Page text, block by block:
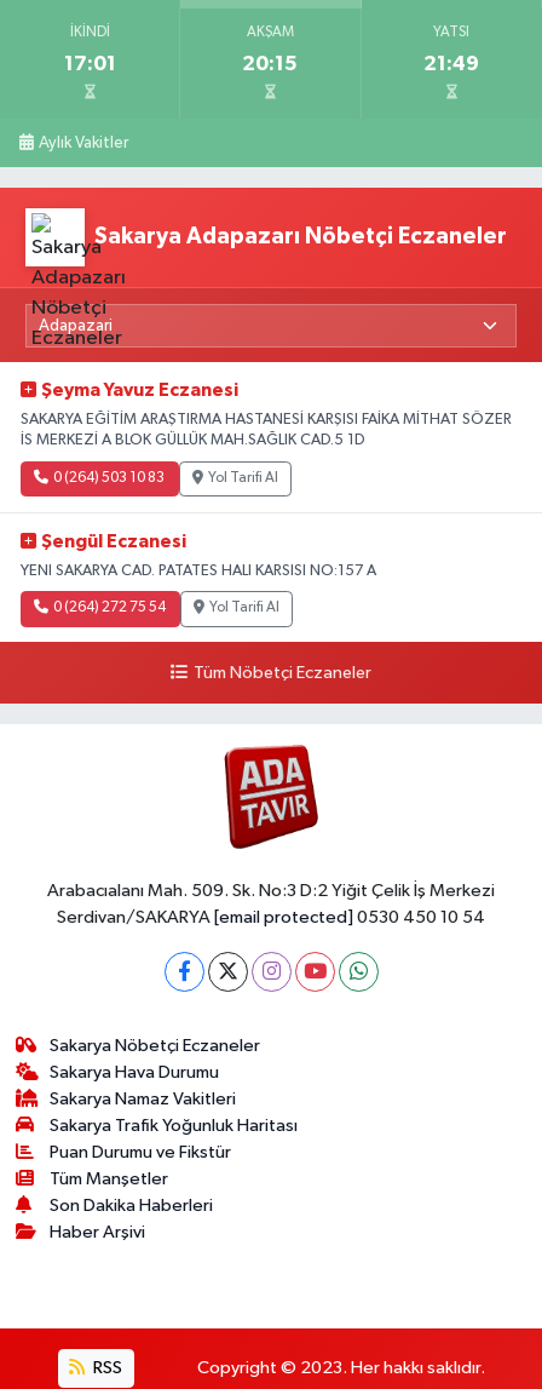
İKINDI
17:01
AKŞAM
20:15
YATSI
21:49
Aylık Vakitler
Sakarya Adapazarı Nöbetçi Eczaneler
Şeyma Yavuz Eczanesi
SAKARYA EĞİTİM ARAŞTIRMA HASTANESİ KARŞISI FAİKA MİTHAT SÖZER
İS MERKEZİ A BLOK GÜLLÜK MAH.SAĞLIK CAD.5 1D
0 (264) 503 10 83 Yol Tarifi Al
Şengül Eczanesi
YENI SAKARYA CAD. PATATES HALI KARSISI NO:157 A
0 (264) 272 75 54 Yol Tarifi Al
Tüm Nöbetçi Eczaneler
Arabacıalanı Mah. 509. Sk. No:3 D:2 Yiğit Çelik İş Merkezi
Serdivan/SAKARYA [email protected] 0530 450 10 54
Sakarya Nöbetçi Eczaneler
Sakarya Hava Durumu
Sakarya Namaz Vakitleri
Sakarya Trafik Yoğunluk Haritası
Puan Durumu ve Fikstür
Tüm Manşetler
Son Dakika Haberleri
Haber Arşivi
RSS Copyright © 2023. Her hakkı saklıdır.